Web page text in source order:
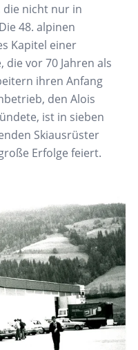
die nicht nur in
48. alpinen
Kapitel einer
die vor 70 Jahren als
ihren Anfang
den Alois
ist in sieben
Skiausrüster
Erfolge feiert.